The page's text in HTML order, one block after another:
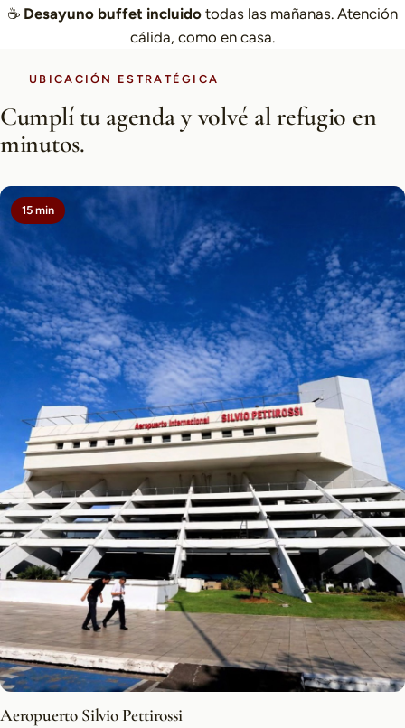
☕ Desayuno buffet incluido todas las mañanas. Atención
cálida, como en casa.
UBICACIÓN ESTRATÉGICA
Cumplí tu agenda y volvé al refugio en
minutos.
15 min
Aeropuerto Silvio Pettirossi